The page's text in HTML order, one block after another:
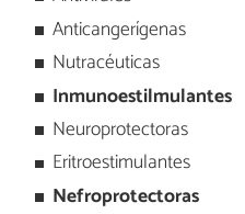
Anticangerígenas
Nutracéuticas
Inmunoestilmulantes
Neuroprotectoras
Eritroestimulantes
Nefroprotectoras